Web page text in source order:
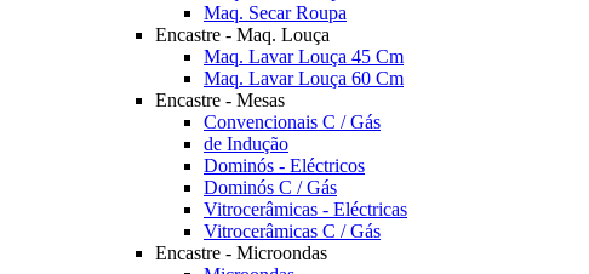
Maq. Secar Roupa
Encastre - Maq. Louça
Maq. Lavar Louça 45 Cm
Maq. Lavar Louça 60 Cm
Encastre - Mesas
Convencionais C / Gás
de Indução
Dominós - Eléctricos
Dominós C / Gás
Vitrocerâmicas - Eléctricas
Vitrocerâmicas C / Gás
Encastre - Microondas